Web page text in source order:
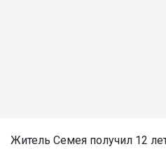
Житель Семея получил 12